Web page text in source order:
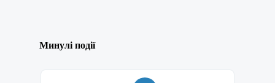
Минулі події